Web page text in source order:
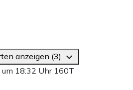
anzeigen (3)
18:32 Uhr 160T